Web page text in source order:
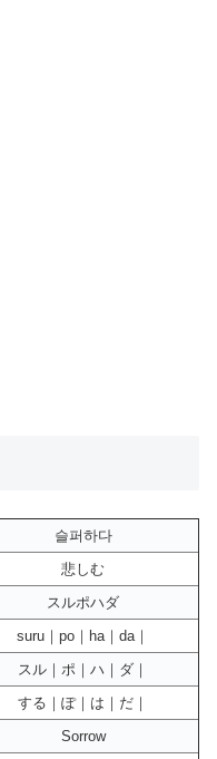
슬퍼하다
悲しむ
スルポハダ
suru｜po｜ha｜da｜
スル｜ポ｜ハ｜ダ｜
する｜ぽ｜は｜だ｜
Sorrow